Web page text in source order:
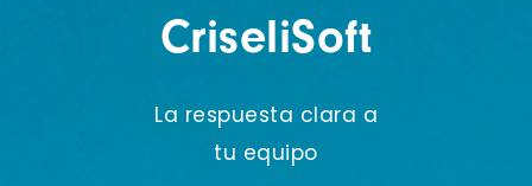
CriseliSoft
La respuesta clara a
tu equipo